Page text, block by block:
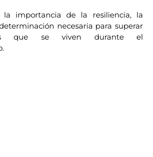
la importancia de la resiliencia, la
necesaria para superar
que se viven durante el